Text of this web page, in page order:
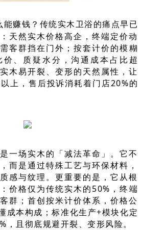
能赚钱？传统实木卫浴的痛点早已
天然实木价格高企，终端定价动
客群挡在门外；按套计价的模糊
、质疑水分，沟通成本占比超
木易开裂、变形的天然属性，让
上，售后投诉消耗着门店20%的
一场实木的「减法革命」。它不
而是通过特殊工艺与环保材料，
感与纹理。更重要的是，它从根
价格仅为传统实木的50%，终端
群；首创按米计价体系，价格公
成本构成；标准化生产+模块化定
，且彻底规避开裂、变形风险。